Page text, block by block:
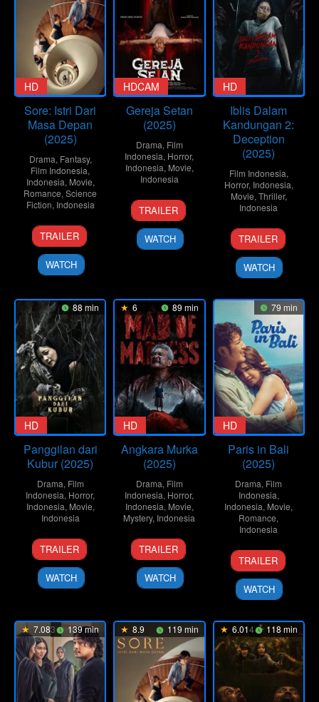
HD
Sore: Istri Dari
Masa Depan
(2025)
Drama, Fantasy,
Film Indonesia,
Indonesia, Movie,
Romance,Science
Fiction, Indonesia
9
Jul
2025
Yandy
Laurens
TRAILER
WATCH
HDCAM
Gereja Setan
(2025)
Drama, Film
Indonesia, Horror,
Indonesia, Movie,
Indonesia
10
Sep
2025
Daniel
Tito
TRAILER
WATCH
HD
Iblis Dalam
Kandungan 2:
Deception
(2025)
Film Indonesia,
Horror, Indonesia,
Movie, Thriller,
Indonesia
26
Feb
2025
Johansyah
Jumberan
TRAILER
WATCH
88 min
HD
Panggilan dari
Kubur (2025)
Drama, Film
Indonesia, Horror,
Indonesia, Movie,
Indonesia
13
Aug
2025
Dyan
Sunu
Prastowo
TRAILER
WATCH
6 89 min
HD
Angkara Murka
(2025)
Drama, Film
Indonesia, Horror,
Indonesia, Movie,
Mystery, Indonesia
21
May
2025
Eden
Junjung
TRAILER
WATCH
79 min
HD
Paris in Bali
(2025)
Drama, Film
Indonesia,
Indonesia, Movie,
Romance,
Indonesia
4
Jun
2025
Razka
Robby
Ertanto
TRAILER
WATCH
7.083 139 min 8.9 119 min 6.014 118 min